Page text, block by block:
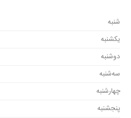
شنبه
یکشنبه
دوشنبه
سه‌شنبه
چهارشنبه
پنجشنبه